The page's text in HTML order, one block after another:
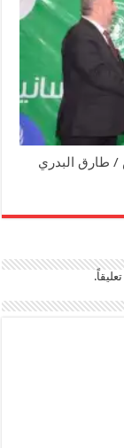
/ طارق البدري